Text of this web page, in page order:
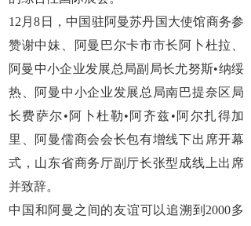
12月8日，中国驻阿曼苏丹国大使馆商务参
赞谢中妹、阿曼巴尔卡市市长阿卜杜拉、
阿曼中小企业发展总局副局长尤努斯•纳绥
热、阿曼中小企业发展总局南巴提奈区局
长费萨尔•阿卜杜勒•阿齐兹•阿尔扎得加
里、阿曼儒商会会长包有增线下出席开幕
式，山东省商务厅副厅长张型成线上出席
并致辞。
中国和阿曼之间的友谊可以追溯到2000多